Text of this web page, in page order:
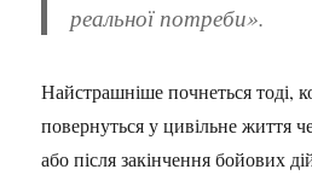
реальної потреби».
Найстрашніше почнеться тоді,
повернуться у цивільне життя
або після закінчення бойових